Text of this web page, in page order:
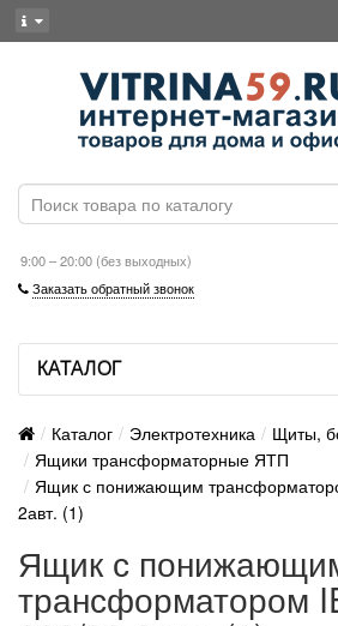
9:00 – 20:00 (без выходных)
Заказать обратный звонок
КАТАЛОГ
Каталог Электротехника
Щиты,
Ящики трансформаторные ЯТП
Ящик с понижающим
2авт. (1)
Ящик с
трансформатором